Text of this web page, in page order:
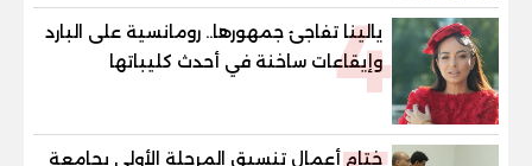
4
يالينا تفاجئ جمهورها.. رومانسية على البارد
وإيقاعات ساخنة في أحدث كليباتها
ختام أعمال تنسيق المرحلة الأولى بجامعة